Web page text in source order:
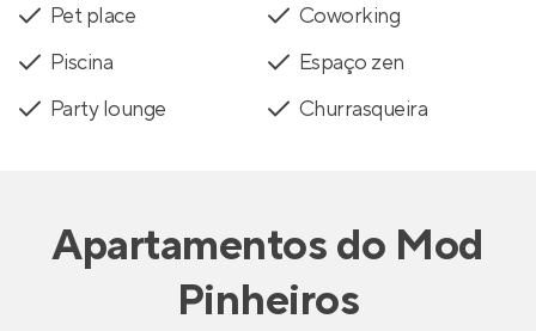
Pet place
Coworking
Piscina
Espaço zen
Party lounge
Churrasqueira
Apartamentosdo Mod
Pinheiros